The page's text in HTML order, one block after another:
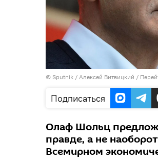
© Sputnik / Алексей Витвицкий /
Подписаться
Олаф Шольц
правде, а не
Всемирном